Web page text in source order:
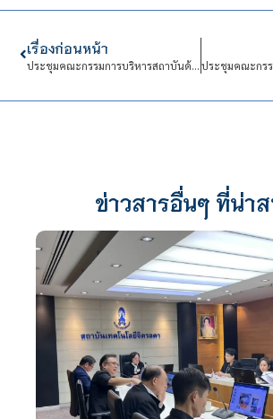
เรื่องก่อนหน้า
ประชุมคณะกรรมการบริหารสถาบันด้านการบริหารงานบุคคล (กบค.) ครั้งที่ 75 (12/ปีการศึกษา พ.ศ. 2567)
ข่าวสารอื่นๆ ที่น่าส